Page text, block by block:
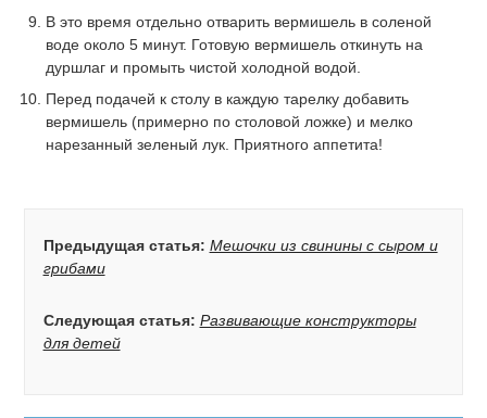
В это время отдельно отварить вермишель в соленой
воде около 5 минут. Готовую вермишель откинуть на
дуршлаг и промыть чистой холодной водой.
Перед подачей к столу в каждую тарелку добавить
вермишель (примерно по столовой ложке) и мелко
нарезанный зеленый лук. Приятного аппетита!
Предыдущая статья: Мешочки из свинины с сыром и
грибами
Следующая статья: Развивающие конструкторы
для детей